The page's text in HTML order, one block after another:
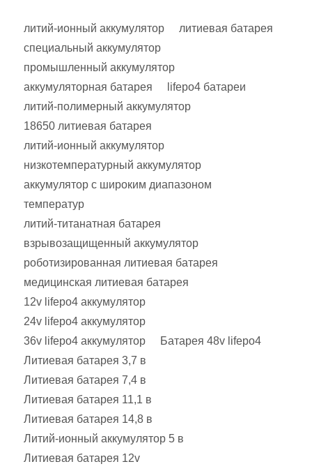
литий-ионный аккумулятор
литиевая батарея
специальный аккумулятор
промышленный аккумулятор
аккумуляторная батарея
lifepo4 батареи
литий-полимерный аккумулятор
18650 литиевая батарея
литий-ионный аккумулятор
низкотемпературный аккумулятор
аккумулятор с широким диапазоном
температур
литий-титанатная батарея
взрывозащищенный аккумулятор
роботизированная литиевая батарея
медицинская литиевая батарея
12v lifepo4 аккумулятор
24v lifepo4 аккумулятор
36v lifepo4 аккумулятор
Батарея 48v lifepo4
Литиевая батарея 3,7 в
Литиевая батарея 7,4 в
Литиевая батарея 11,1 в
Литиевая батарея 14,8 в
Литий-ионный аккумулятор 5 в
Литиевая батарея 12v